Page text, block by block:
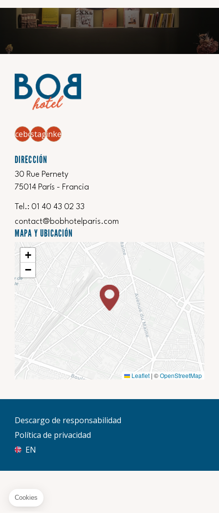
Facebook
Instagram
Linkedin
DIRECCIÓN
30 Rue Pernety
75014 París - Francia
Tel.: ‍01 40 43 02 33
contact@bobhotelparis.com
MAPA Y UBICACIÓN
+
−
Leaflet | ©OpenStreetMap
Descargo de responsabilidad
Política de privacidad
EN